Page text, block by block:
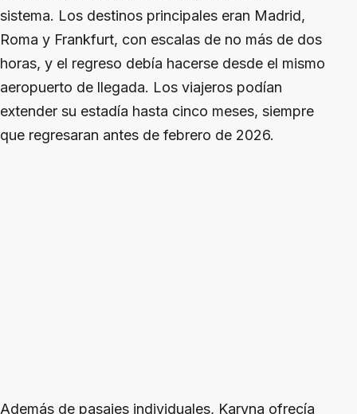
sistema. Los destinos principales eran Madrid,
Roma y Frankfurt, con escalas de no más de dos
horas, y el regreso debía hacerse desde el mismo
aeropuerto de llegada. Los viajeros podían
extender su estadía hasta cinco meses, siempre
que regresaran antes de febrero de 2026.
Además de pasajes individuales, Karyna ofrecía